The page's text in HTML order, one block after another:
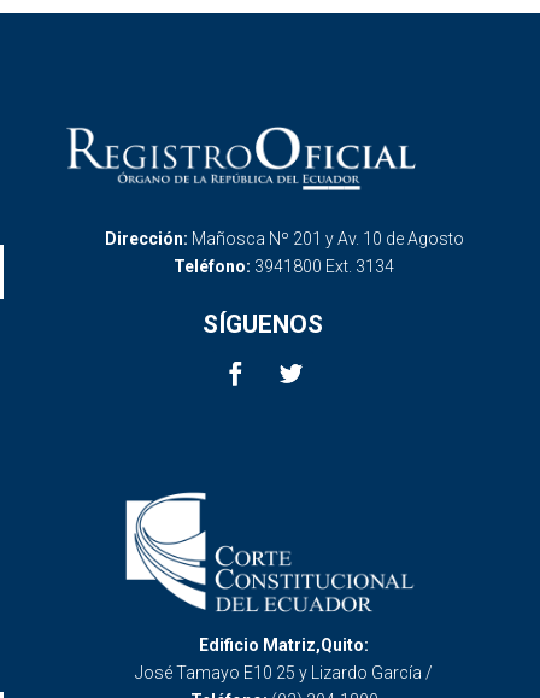
Dirección: Mañosca Nº 201 y Av. 10 de Agosto
Teléfono: 3941800 Ext. 3134
SÍGUENOS
Edificio Matriz,Quito:
José Tamayo E10 25 y Lizardo García /